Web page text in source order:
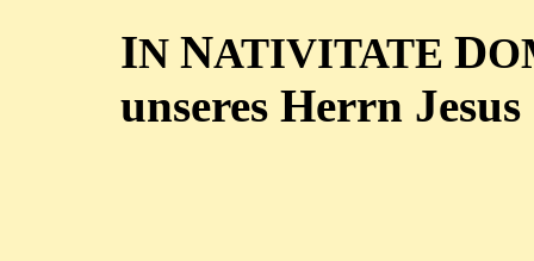
IN NATIVITATE D
unseres Herrn